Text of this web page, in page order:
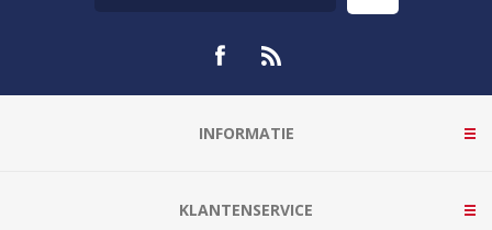
INFORMATIE
KLANTENSERVICE